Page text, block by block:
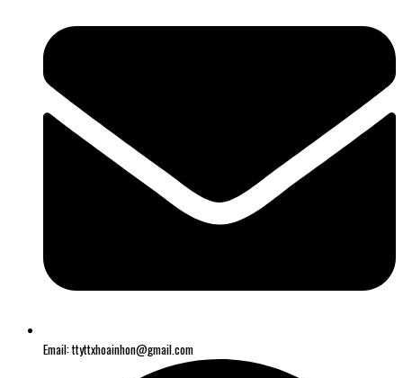
Email: ttyttxhoainhon@gmail.com